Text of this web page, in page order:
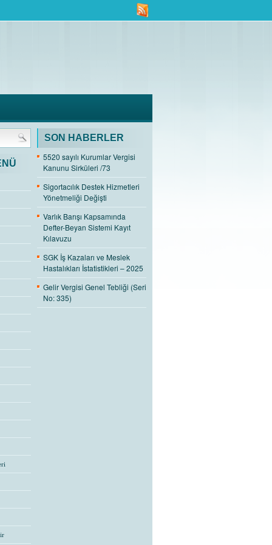
SON HABERLER
5520 sayılı Kurumlar Vergisi
Kanunu Sirküleri /73
Sigortacılık Destek Hizmetleri
Yönetmeliği Değişti
Varlık Barışı Kapsamında
Defter-Beyan Sistemi Kayıt
Kılavuzu
SGK İş Kazaları ve Meslek
Hastalıkları İstatistikleri – 2025
Gelir Vergisi Genel Tebliği (Seri
No: 335)